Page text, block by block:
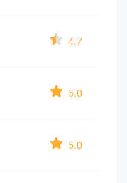
4.7
5.0
5.0